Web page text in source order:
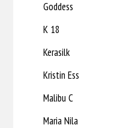
Goddess
K 18
Kerasilk
Kristin Ess
Malibu C
Maria Nila